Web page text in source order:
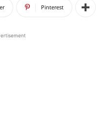
Pinterest